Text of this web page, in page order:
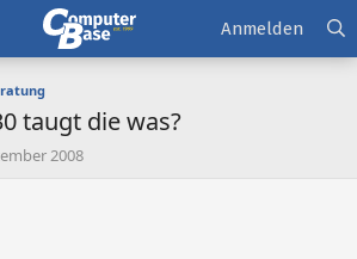
Anmelden
taugt die was?
2008